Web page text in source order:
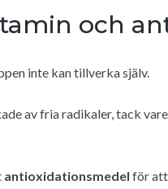
och
inte kan tillverka själv.
av fria radikaler, tack
antioxidationsmedel för att